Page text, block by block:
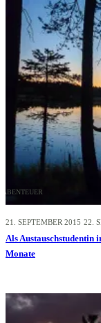
ABENTEUER
21. SEPTEMBER 2015 22.
Als Austauschstudentin
Monate